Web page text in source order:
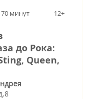
70 минут 12+
до Рока:
Queen,